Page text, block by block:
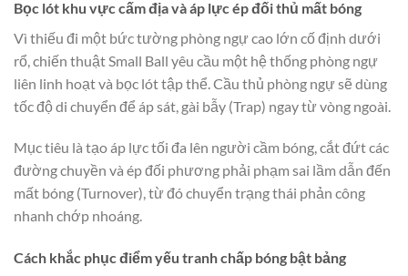
Bọc lót khu vực cấm địa và áp lực ép đối thủ mất bóng
Vì thiếu đi một bức tường phòng ngự cao lớn cố định dưới
rổ, chiến thuật Small Ball yêu cầu một hệ thống phòng ngự
liên linh hoạt và bọc lót tập thể. Cầu thủ phòng ngự sẽ dùng
tốc độ di chuyển để áp sát, gài bẫy (Trap) ngay từ vòng ngoài.
Mục tiêu là tạo áp lực tối đa lên người cầm bóng, cắt đứt các
đường chuyền và ép đối phương phải phạm sai lầm dẫn đến
mất bóng (Turnover), từ đó chuyển trạng thái phản công
nhanh chớp nhoáng.
Cách khắc phục điểm yếu tranh chấp bóng bật bảng